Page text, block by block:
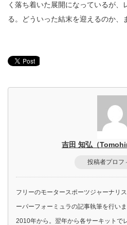
く落ち着いた展開になっているが
る。どういった結末を迎えるのか、
吉田 知弘（
投稿者プロフ
フリーのモータースポーツジャーナリ
ーパーフォーミュラの記事執筆を行い
2010年から。翌年から各サーキットで